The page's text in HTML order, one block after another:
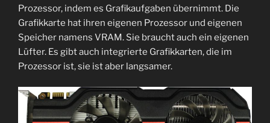
Prozessor, indem es Grafikaufgaben übernimmt. Die
Grafikkarte hat ihren eigenen Prozessor und eigenen
Speicher namens VRAM. Sie braucht auch ein eigenen
Lüfter. Es gibt auch integrierte Grafikkarten, die im
Prozessor ist, sie ist aber langsamer.